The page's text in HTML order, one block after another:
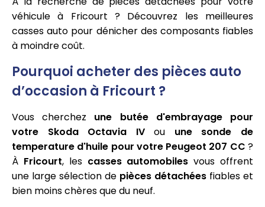
véhicule à Fricourt ? Découvrez les meilleures
casses auto pour dénicher des composants fiables
à moindre coût.
Pourquoi acheter des pièces auto
d’occasion à Fricourt ?
Vous cherchez une butée d'embrayage pour
votre Skoda Octavia IVou une sonde de
temperature d'huile pour votre Peugeot 207 CC ?
À Fricourt, les casses automobiles vous offrent
une large sélection de pièces détachées fiables et
bien moins chères que du neuf.